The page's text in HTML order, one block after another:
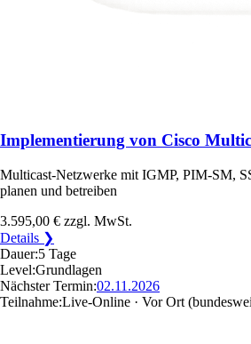
Implementierung von Cisco
Multicast-Netzwerke mit IGMP, PIM-SM,
planen und betreiben
3.595,00 € zzgl. MwSt.
Details ❯
Dauer:5 Tage
Level:Grundlagen
Nächster Termin:02.11.2026
Teilnahme:Live-Online · Vor Ort